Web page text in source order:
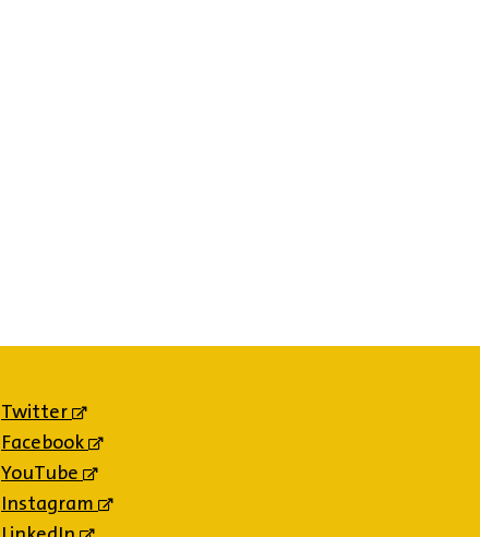
Twitter
(externe
link)
Facebook
(externe
YouTube
(externe
link)
Instagram
(externe